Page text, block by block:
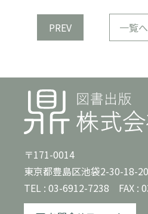
PREV 一覧へ
〒171-0014
東京都豊島区池袋2-30-18-
TEL : 03-6912-7238 FAX :